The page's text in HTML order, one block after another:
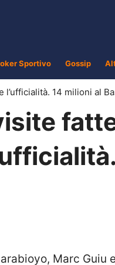
Sportivo Gossip
l’ufficialità. 14 milioni al
Marc Guiu e